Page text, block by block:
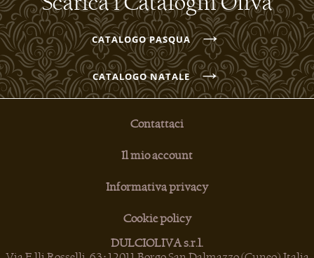
CATALOGO PASQUA→
CATALOGO NATALE→
Contattaci
Il mio account
Informativa privacy
Cookie policy
DULCIOLIVA s.r.l.